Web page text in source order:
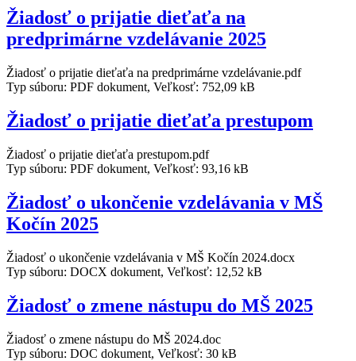
Žiadosť o prijatie dieťaťa na
predprimárne vzdelávanie 2025
Žiadosť o prijatie dieťaťa na predprimárne vzdelávanie.pdf
Typ súboru: PDF dokument, Veľkosť: 752,09 kB
Žiadosť o prijatie dieťaťa prestupom
Žiadosť o prijatie dieťaťa prestupom.pdf
Typ súboru: PDF dokument, Veľkosť: 93,16 kB
Žiadosť o ukončenie vzdelávania v MŠ
Kočín 2025
Žiadosť o ukončenie vzdelávania v MŠ Kočín 2024.docx
Typ súboru: DOCX dokument, Veľkosť: 12,52 kB
Žiadosť o zmene nástupu do MŠ 2025
Žiadosť o zmene nástupu do MŠ 2024.doc
Typ súboru: DOC dokument, Veľkosť: 30 kB